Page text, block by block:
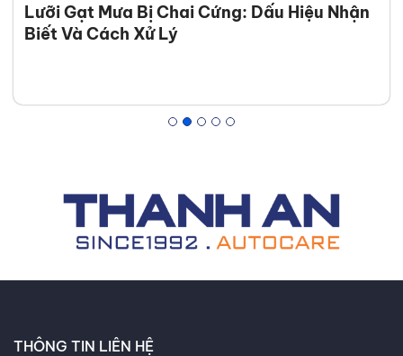
Lưỡi Gạt Mưa Bị Chai Cứng: Dấu Hiệu Nhận
Biết Và Cách Xử Lý
THÔNG TIN LIÊN HỆ